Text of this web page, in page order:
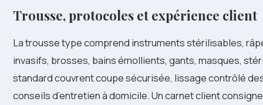
Trousse, protocoles et expérience client
La trousse type comprend instruments stérilisables,
invasifs, brosses, bains émollients, gants, masques,
standard couvrent coupe sécurisée, lissage contrôlé
conseils d’entretien à domicile. Un carnet client